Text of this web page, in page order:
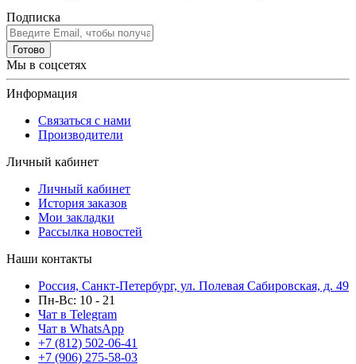
Подписка
Готово
Мы в соцсетях
Информация
Связаться с нами
Производители
Личный кабинет
Личный кабинет
История заказов
Мои закладки
Рассылка новостей
Наши контакты
Россия, Санкт-Петербург, ул. Полевая Сабировская, д. 49
Пн-Вс: 10 - 21
Чат в Telegram
Чат в WhatsApp
+7 (812) 502-06-41
+7 (906) 275-58-03